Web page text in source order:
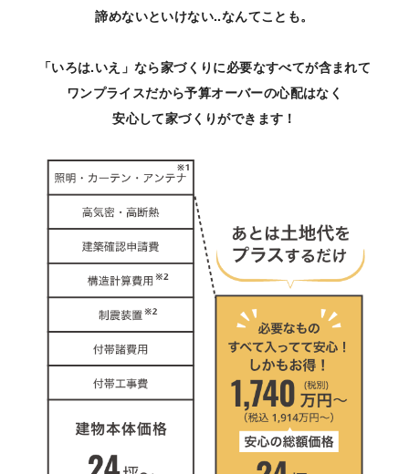
諦めないといけない..なんてことも。
「いろは.いえ」なら家づくりに必要なすべてが含まれて
ワンプライスだから予算オーバーの心配はなく
安心して家づくりができます！